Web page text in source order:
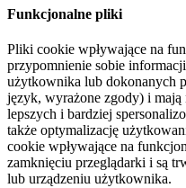
Funkcjonalne pliki
Pliki cookie wpływające na
przypomnienie sobie
użytkownika lub dokonanych
język, wyrażone zgody) i
lepszych i bardziej
także optymalizację
cookie wpływające na
zamknięciu przeglądarki i są
lub urządzeniu użytkownika.